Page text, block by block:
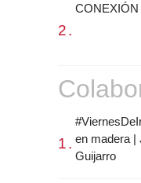
en madera |
Guijarro